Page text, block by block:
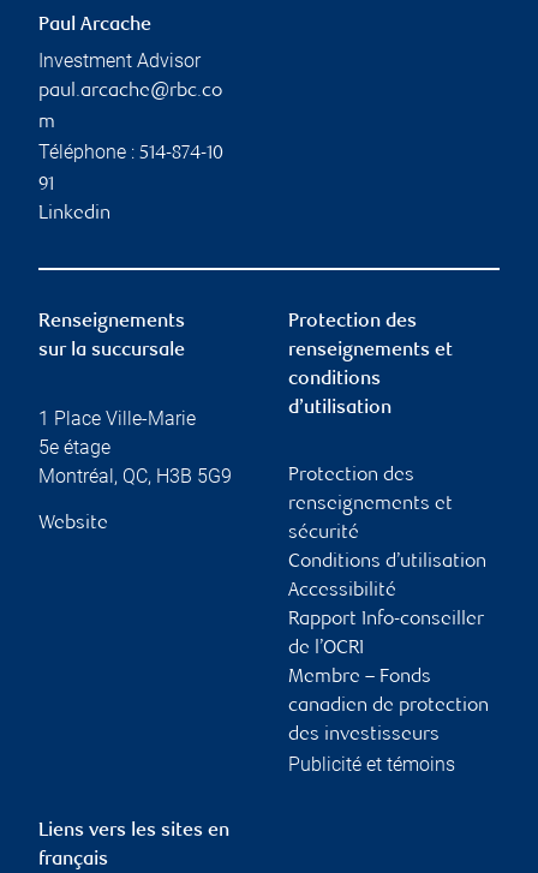
Paul Arcache
Investment Advisor
paul.arcache@rbc.co
m
Téléphone : 514-874-10
91
Linkedin
Renseignements
sur la succursale
1 Place Ville-Marie
5e étage
Montréal, QC, H3B 5G9
Website
Protection des
renseignements et
conditions
d’utilisation
Protection des
renseignements et
sécurité
Conditions d’utilisation
Accessibilité
Rapport Info-conseiller
de l’OCRI
Membre – Fonds
canadien de protection
des investisseurs
Publicité et témoins
Liens vers les sites en
français